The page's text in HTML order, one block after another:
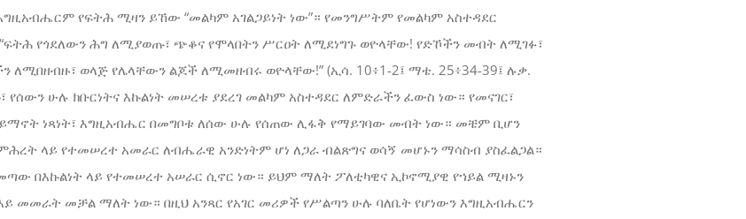
የፍትሕ ሚዛን ይኸው “መልካም አገልጋይነት ነው”። የመንግሥትም የመልካም አስተዳደር
የጎደለውን ሕግ ለሚያወጡ፣ ጭቆና የሞላበትን ሥርዐት ለሚደነግጉ ወዮላቸው! የድኾችን መብት ለሚገፉ፣
ወላጅ የሌላቸውን ልጆች ለሚመዘብሩ ወዮላቸው!” (ኢሳ. 10፥1-2፤ ማቴ. 25፥34-39፤ ሉቃ.
ሁሉ ክቡርነትና እኩልነት መሠረቱ ያደረገ መልካም አስተዳደር ለምድራችን ፈውስ ነው። የመናገር፣
ነጻነት፣ እግዚአብሔር በመግቦቱ ለሰው ሁሉ የሰጠው ሊፋቅ የማይገባው መብት ነው። መቼም ቢሆን
ላይ የተመሠረተ አመራር ለብሔራዊ አንድነትም ሆነ ለጋራ ብልጽግና ወሳኝ መሆኑን ማሳስብ ያስፈልጋል።
በእኩልነት ላይ የተመሠረተ አሠራር ሲኖር ነው። ይህም ማለት ፖለቲካዊና ኢኮኖሚያዊ የኀይል ሚዛኑን
መመራት መቻል ማለት ነው። በዚህ አንጻር የአገር መሪዎች የሥልጣን ሁሉ ባለቤት የሆነውን እግዚአብሔርን